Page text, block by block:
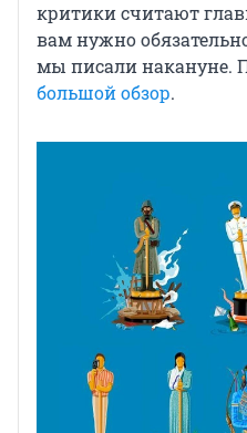
критики считают
вам нужно
мы писали накануне.
большой обзор.